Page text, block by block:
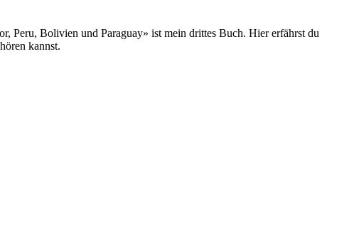
Peru, Bolivien und Paraguay» ist mein drittes Buch. Hier erfährst du
kannst.